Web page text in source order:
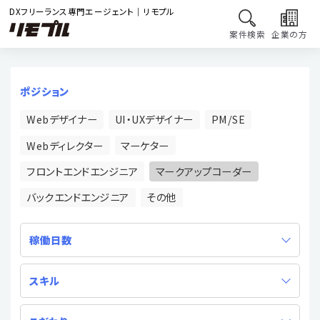
DXフリーランス専門エージェント｜リモプル
案件検索 企業の方
ポジション
Webデザイナー
UI・UXデザイナー
PM/SE
Webディレクター
マーケター
フロントエンドエンジニア
マークアップコーダー
バックエンドエンジニア
その他
稼働日数
スキル